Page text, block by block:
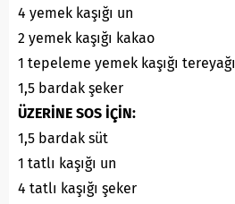
4 yemek kaşığı un
2 yemek kaşığı kakao
1 tepeleme yemek kaşığı tereyağı
1,5 bardak şeker
ÜZERİNE SOS İÇİN:
1,5 bardak süt
1 tatlı kaşığı un
4 tatlı kaşığı şeker